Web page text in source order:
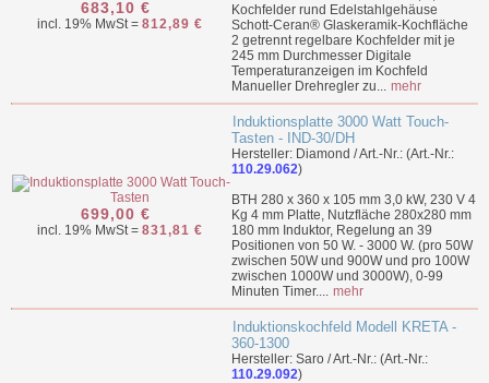
683,10 €
incl. 19% MwSt = 812,89 €
Kochfelder rund Edelstahlgehäuse
Schott-Ceran® Glaskeramik-Kochfläche
2 getrennt regelbare Kochfelder mit je
245 mm Durchmesser Digitale
Temperaturanzeigen im Kochfeld
Manueller Drehregler zu... mehr
699,00 €
incl. 19% MwSt = 831,81 €
Induktionsplatte 3000 Watt Touch-
Tasten - IND-30/DH
Hersteller: Diamond / Art.-Nr.: (Art.-Nr.:
110.29.062)
BTH 280 x 360 x 105 mm 3,0 kW, 230 V 4
Kg 4 mm Platte, Nutzfläche 280x280 mm
180 mm Induktor, Regelung an 39
Positionen von 50 W. - 3000 W. (pro 50W
zwischen 50W und 900W und pro 100W
zwischen 1000W und 3000W), 0-99
Minuten Timer.... mehr
Induktionskochfeld Modell KRETA -
360-1300
Hersteller: Saro / Art.-Nr.: (Art.-Nr.:
110.29.092)